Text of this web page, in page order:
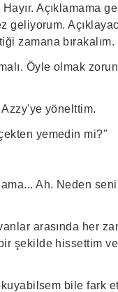
Açıklamama
geliyorum.
zamana bırakalım.
Öyle olmak
yönelttim.
yemedin mi?"
Ah. Neden
arasında her
şekilde hissettim ve
bile fark